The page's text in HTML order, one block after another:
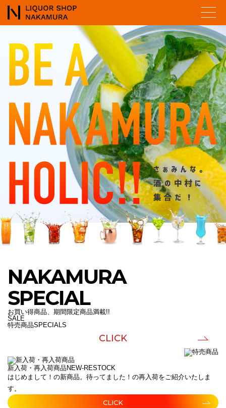
NAKAMURA
SPECIAL
お買い得商品、期間限定商品満載!!
SALE
特売商品SPECIALS
CLICK
新入荷・再入荷商品 NEW-RESTOCK
はじめまして！の新商品。待ってました！の再入荷をご紹介いたしま
す。
CLICK